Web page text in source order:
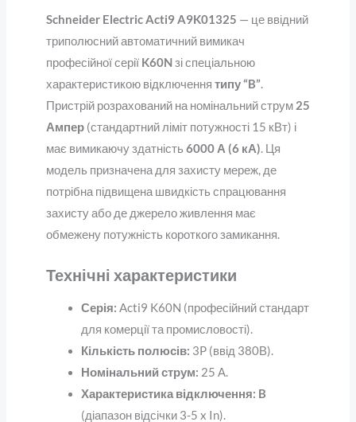
Schneider Electric Acti9 A9K01325 — це ввідний
триполюсний автоматичний вимикач
професійної серії K60Nзі спеціальною
характеристикою відключення типу “B”.
Пристрій розрахований на номінальний струм 25
Ампер(стандартний ліміт потужності 15 кВт) і
має вимикаючу здатність 6000 А (6 кА). Ця
модель призначена для захисту мереж, де
потрібна підвищена швидкість спрацювання
захисту або де джерело живлення має
обмежену потужність короткого замикання.
Технічні характеристики
Серія: Acti9 K60N (професійний стандарт
для комерції та промисловості).
Кількість полюсів: 3P (ввід 380В).
Номінальний струм: 25 А.
Характеристика відключення: B
(діапазон відсічки 3-5 x In).